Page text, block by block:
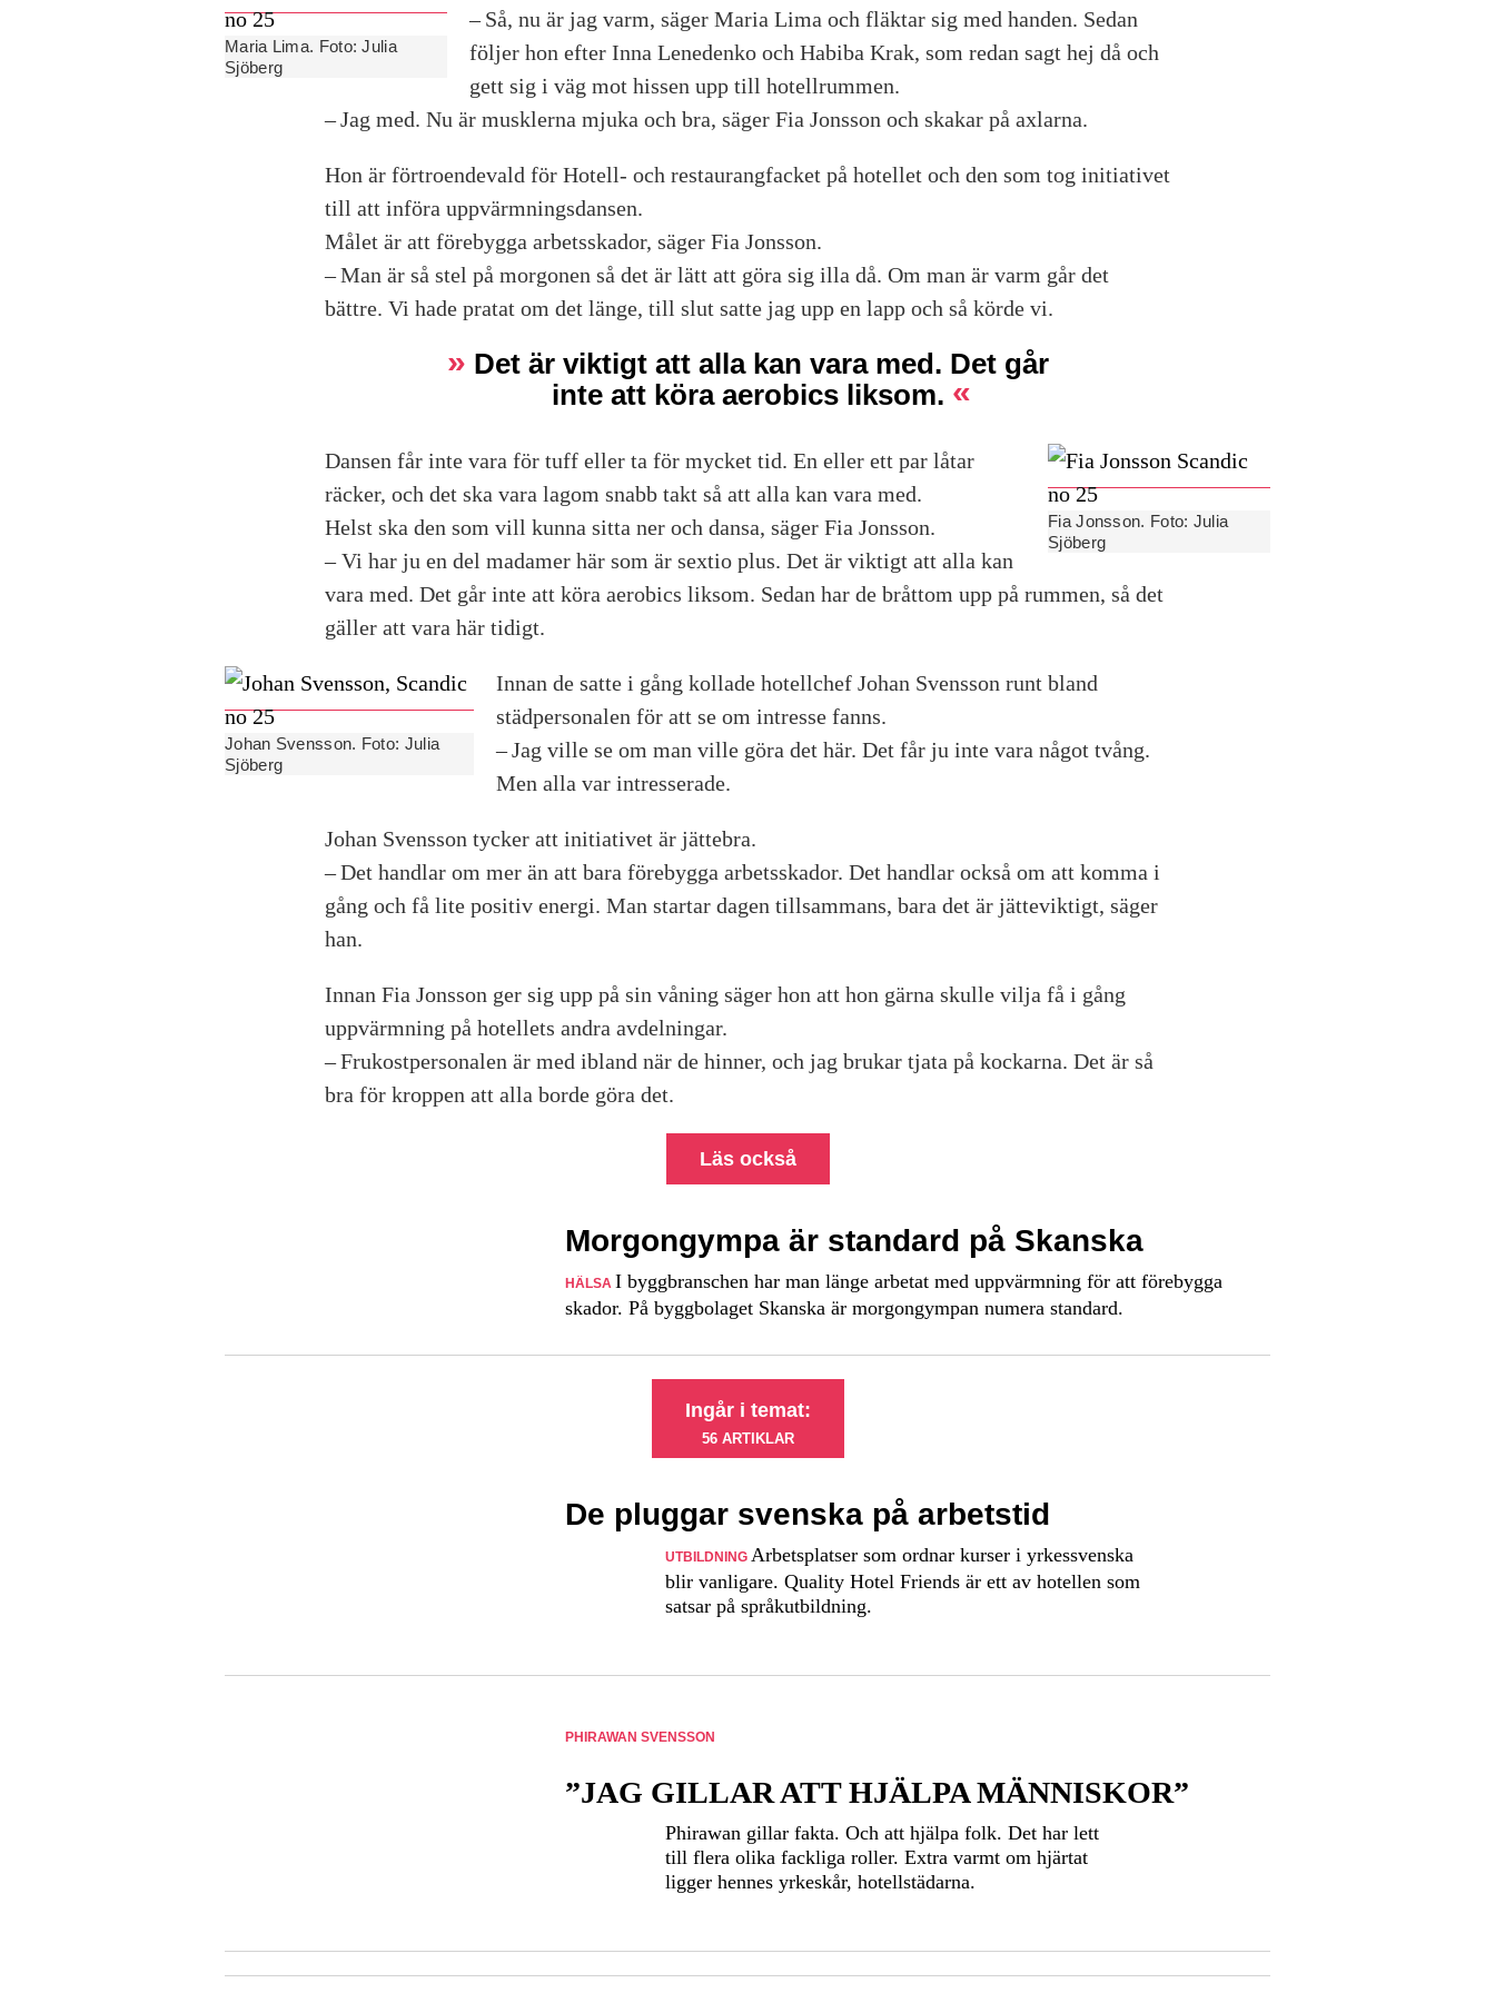
Maria Lima. Foto: Julia
Sjöberg
– Så, nu är jag varm, säger Maria Lima och fläktar sig med handen. Sedan
följer hon efter Inna Lenedenko och Habiba Krak, som redan sagt hej då och
gett sig i väg mot hissen upp till hotellrummen.
– Jag med. Nu är musklerna mjuka och bra, säger Fia Jonsson och skakar på axlarna.
Hon är förtroendevald för Hotell- och restaurangfacket på hotellet och den som tog initiativet
till att införa uppvärmningsdansen.
Målet är att förebygga arbetsskador, säger Fia Jonsson.
– Man är så stel på morgonen så det är lätt att göra sig illa då. Om man är varm går det
bättre. Vi hade pratat om det länge, till slut satte jag upp en lapp och så körde vi.
Det är viktigt att alla kan vara med. Det går
inte att köra aerobics liksom.
Fia Jonsson. Foto: Julia
Sjöberg
Dansen får inte vara för tuff eller ta för mycket tid. En eller ett par låtar
räcker, och det ska vara lagom snabb takt så att alla kan vara med.
Helst ska den som vill kunna sitta ner och dansa, säger Fia Jonsson.
– Vi har ju en del madamer här som är sextio plus. Det är viktigt att alla kan
vara med. Det går inte att köra aerobics liksom. Sedan har de bråttom upp på rummen, så det
gäller att vara här tidigt.
Johan Svensson. Foto: Julia
Sjöberg
Innan de satte i gång kollade hotellchef Johan Svensson runt bland
städpersonalen för att se om intresse fanns.
– Jag ville se om man ville göra det här. Det får ju inte vara något tvång.
Men alla var intresserade.
Johan Svensson tycker att initiativet är jättebra.
– Det handlar om mer än att bara förebygga arbetsskador. Det handlar också om att komma i
gång och få lite positiv energi. Man startar dagen tillsammans, bara det är jätteviktigt, säger
han.
Innan Fia Jonsson ger sig upp på sin våning säger hon att hon gärna skulle vilja få i gång
uppvärmning på hotellets andra avdelningar.
– Frukostpersonalen är med ibland när de hinner, och jag brukar tjata på kockarna. Det är så
bra för kroppen att alla borde göra det.
Läs också
Morgongympa är standard på Skanska
HÄLSA I byggbranschen har man länge arbetat med uppvärmning för att förebygga
skador. På byggbolaget Skanska är morgongympan numera standard.
Ingår i temat:
56 ARTIKLAR
De pluggar svenska på arbetstid
UTBILDNING Arbetsplatser som ordnar kurser i yrkessvenska
blir vanligare. Quality Hotel Friends är ett av hotellen som
satsar på språkutbildning.
PHIRAWAN SVENSSON
”JAG GILLAR ATT HJÄLPA MÄNNISKOR”
Phirawan gillar fakta. Och att hjälpa folk. Det har lett
till flera olika fackliga roller. Extra varmt om hjärtat
ligger hennes yrkeskår, hotellstädarna.